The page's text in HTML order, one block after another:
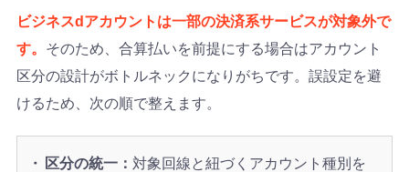
ビジネスdアカウントは一部の決済系サービスが対象外で
す。 そのため、合算払いを前提にする場合はアカウント
区分の設計がボトルネックになりがちです。誤設定を避
けるため、次の順で整えます。
区分の統一： 対象回線と紐づくアカウント種別を